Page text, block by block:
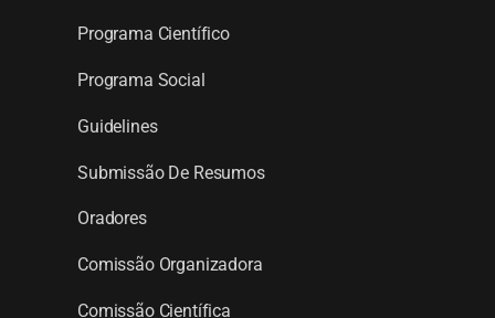
Programa Científico
Programa Social
Guidelines
Submissão De Resumos
Oradores
Comissão Organizadora
Comissão Científica